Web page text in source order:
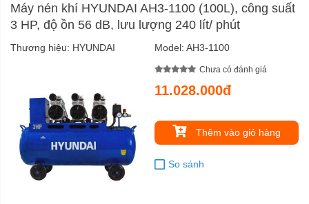
Máy nén khí HYUNDAI AH3-1100 (100L), công suất
3 HP, độ ồn 56 dB, lưu lượng 240 lít/ phút
Thương hiệu: HYUNDAI Model: AH3-1100
Chưa có đánh giá
11.028.000đ
Thêm vào giỏ hàng
So sánh